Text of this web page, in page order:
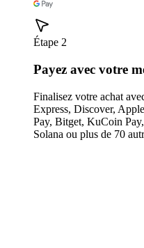
Étape 2
Payez avec votre
Finalisez votre achat
Express, Discover,
Pay, Bitget, KuCoin
Solana ou plus de 70